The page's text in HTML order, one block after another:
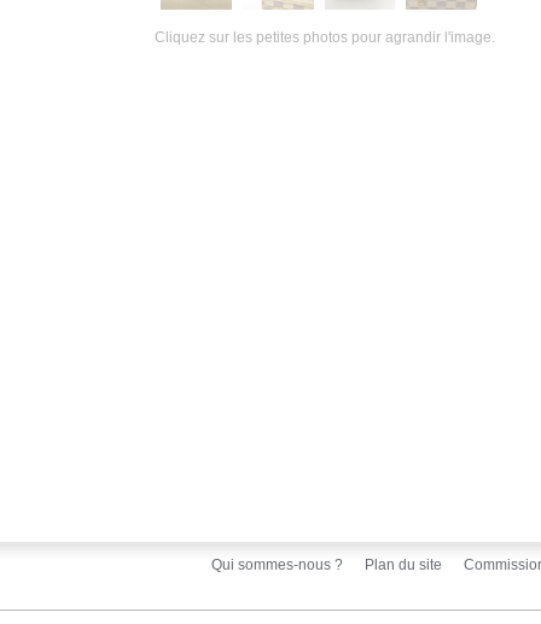
Cliquez sur les petites photos pour agrandir l'image.
Qui sommes-nous ? Plan du site